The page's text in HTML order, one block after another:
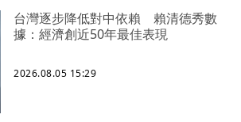
台灣逐步降低對中依賴 賴清德秀數
據：經濟創近50年最佳表現
2026.08.05 15:29